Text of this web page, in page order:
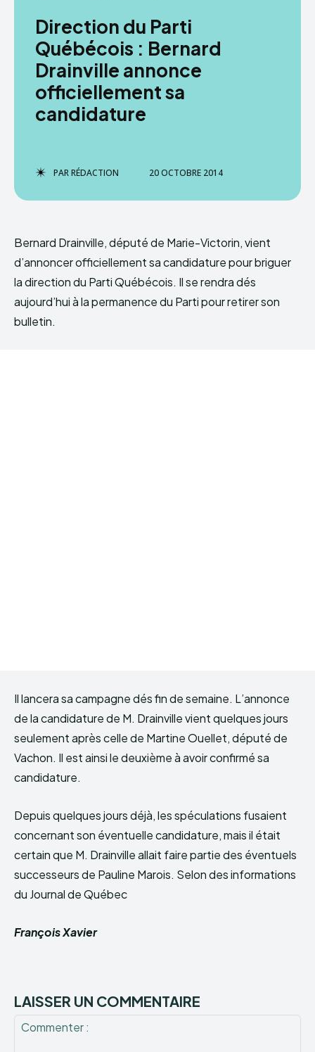
Direction du Parti
Québécois : Bernard
Drainville annonce
officiellement sa
candidature
PARRÉDACTION 20 OCTOBRE 2014
Bernard Drainville, député de Marie-Victorin, vient
d’annoncer officiellement sa candidature pour briguer
la direction du Parti Québécois. Il se rendra dés
aujourd’hui à la permanence du Parti pour retirer son
bulletin.
Il lancera sa campagne dés fin de semaine. L’annonce
de la candidature de M. Drainville vient quelques jours
seulement après celle de Martine Ouellet, député de
Vachon. Il est ainsi le deuxième à avoir confirmé sa
candidature.
Depuis quelques jours déjà, les spéculations fusaient
concernant son éventuelle candidature, mais il était
certain que M. Drainville allait faire partie des éventuels
successeurs de Pauline Marois. Selon des informations
du Journal de Québec
François Xavier
LAISSER UN COMMENTAIRE